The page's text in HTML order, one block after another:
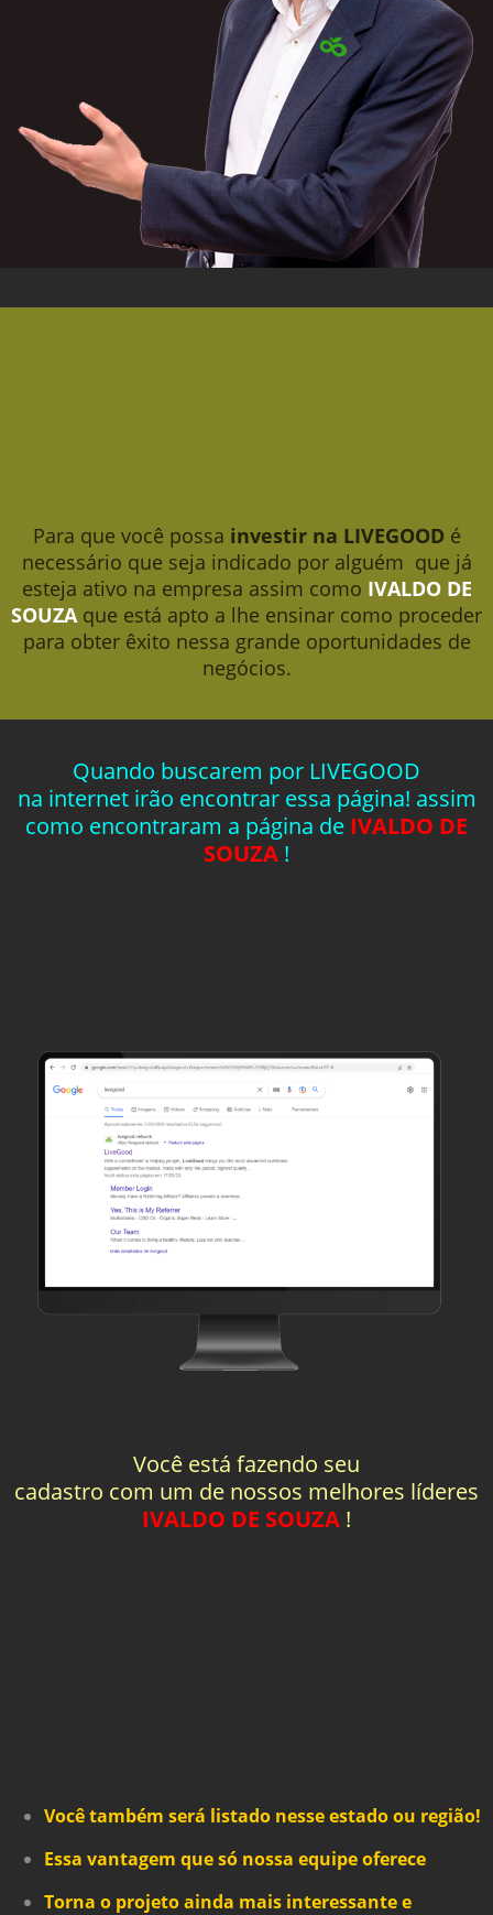
Para que você possa investir na LIVEGOODé
necessário que seja indicado por alguém que já
esteja ativo na empresa assim como IVALDO DE
SOUZAque está apto a lhe ensinar como proceder
para obter êxito nessa grande oportunidades de
negócios.
Quando buscarem por LIVEGOOD
na internet irão encontrar essa página! assim
como encontraram a página de IVALDO DE
SOUZA !
Você está fazendo seu
cadastro com um de nossos melhores líderes
IVALDO DE SOUZA !
Você também será listado nesse estado ou região!
Essa vantagem que só nossa equipe oferece
Torna o projeto ainda mais interessante e